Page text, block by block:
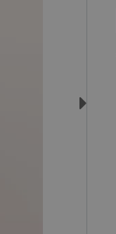
Next